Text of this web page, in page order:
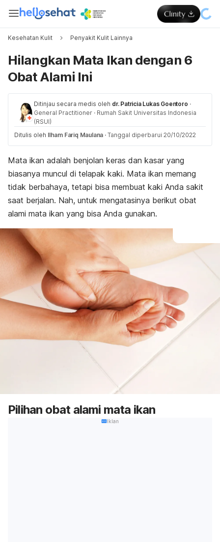
Kesehatan Kulit Penyakit Kulit Lainnya
Hilangkan Mata Ikan dengan 6
Obat Alami Ini
Ditinjau secara medis oleh dr. Patricia Lukas Goentoro ·
General Practitioner · Rumah Sakit Universitas Indonesia
(RSUI)
Ditulis oleh Ilham Fariq Maulana · Tanggal diperbarui 20/10/2022
Mata ikan adalah benjolan keras dan kasar yang
biasanya muncul di telapak kaki. Mata ikan memang
tidak berbahaya, tetapi bisa membuat kaki Anda sakit
saat berjalan. Nah, untuk mengatasinya berikut obat
alami mata ikan yang bisa Anda gunakan.
Pilihan obat alami mata ikan
Iklan